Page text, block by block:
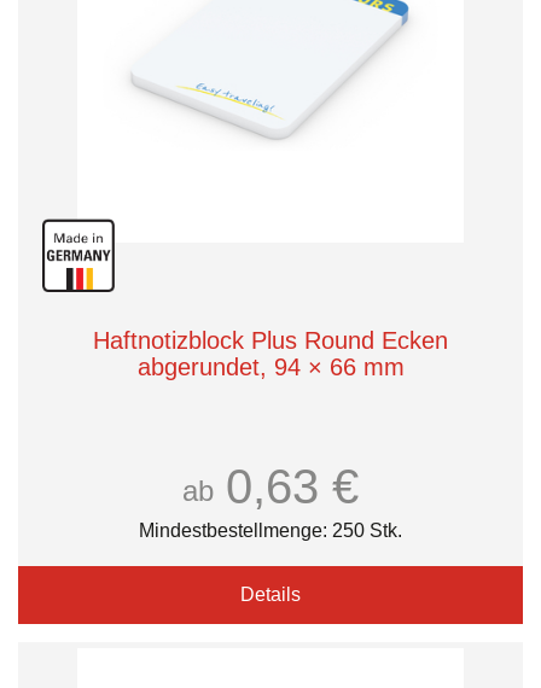
Haftnotizblock Plus Round Ecken
abgerundet, 94 × 66 mm
ab 0,63 €
Mindestbestellmenge: 250 Stk.
Details